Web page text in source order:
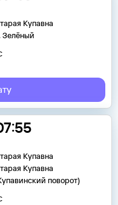
Купавна
Зелёный
Купавна
Купавна
поворот)